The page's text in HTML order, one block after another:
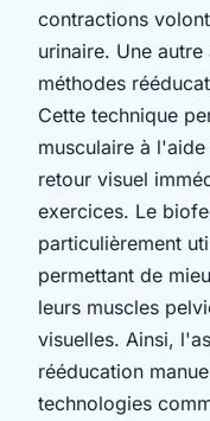
contractions
urinaire. Une
méthodes
Cette technique
musculaire à
retour visuel
exercices. Le
particulièrement
permettant de
leurs muscles
visuelles. Ainsi,
rééducation
technologies